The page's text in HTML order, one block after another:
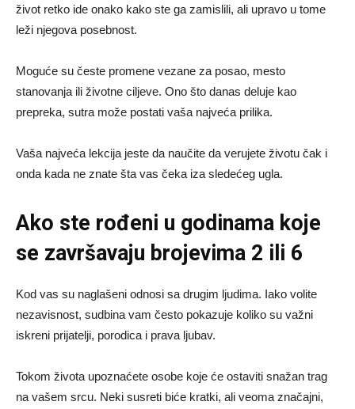
život retko ide onako kako ste ga zamislili, ali upravo u tome
leži njegova posebnost.
Moguće su česte promene vezane za posao, mesto
stanovanja ili životne ciljeve. Ono što danas deluje kao
prepreka, sutra može postati vaša najveća prilika.
Vaša najveća lekcija jeste da naučite da verujete životu čak i
onda kada ne znate šta vas čeka iza sledećeg ugla.
Ako ste rođeni u godinama koje
se završavaju brojevima 2 ili 6
Kod vas su naglašeni odnosi sa drugim ljudima. Iako volite
nezavisnost, sudbina vam često pokazuje koliko su važni
iskreni prijatelji, porodica i prava ljubav.
Tokom života upoznaćete osobe koje će ostaviti snažan trag
na vašem srcu. Neki susreti biće kratki, ali veoma značajni,